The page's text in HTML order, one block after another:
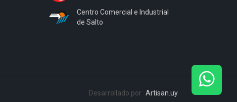
Centro Comercial e Industrial
de Salto
Desarrollado por Artisan.uy